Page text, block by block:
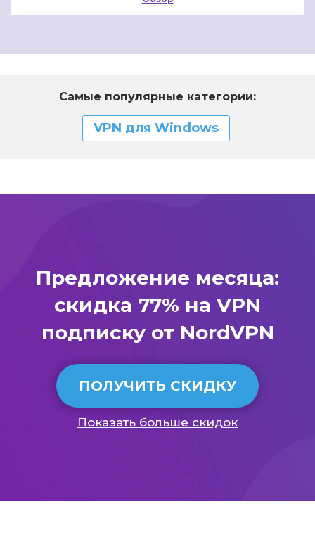
Самые популярные категории:
VPN для Windows
Предложение месяца:
скидка 77% на VPN
подписку от NordVPN
ПОЛУЧИТЬ СКИДКУ
Показать больше скидок